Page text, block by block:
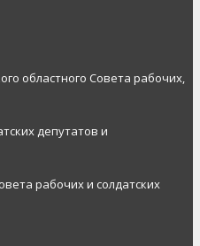
областного Совета рабочих,
депутатов и
рабочих и солдатских